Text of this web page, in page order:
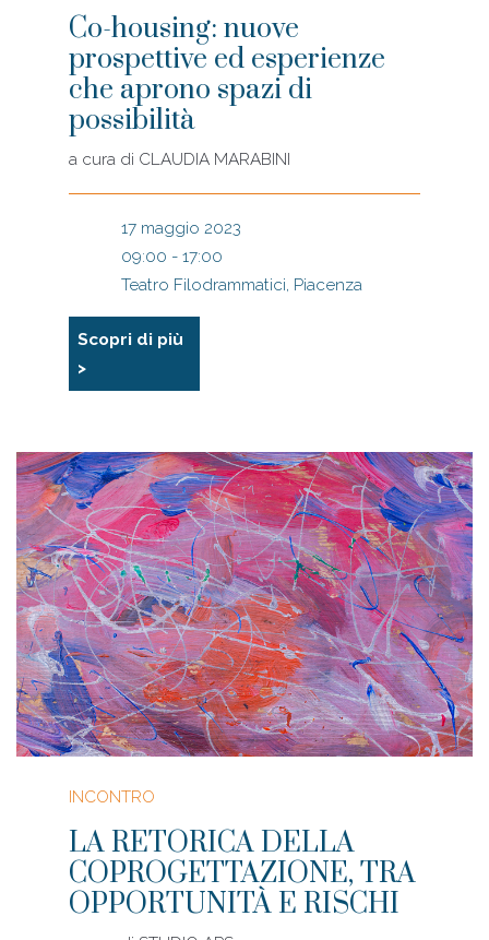
Co-housing: nuove
prospettive ed esperienze
che aprono spazi di
possibilità
a cura di CLAUDIA MARABINI
17 maggio 2023
09:00 - 17:00
Teatro Filodrammatici, Piacenza
Scopri di più
>
INCONTRO
LA RETORICA DELLA
COPROGETTAZIONE, TRA
OPPORTUNITÀ E RISCHI